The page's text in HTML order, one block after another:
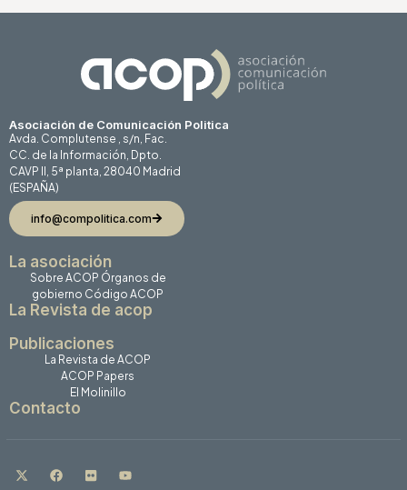
Asociación de Comunicación Politica
Avda. Complutense , s/n, Fac.
CC. de la Información, Dpto.
CAVP II, 5ª planta, 28040 Madrid
(ESPAÑA)
info@compolitica.com
La asociación
Sobre ACOP Órganos de
gobierno Código ACOP
La Revista de acop
Publicaciones
La Revista de ACOP
ACOP Papers
El Molinillo
Contacto